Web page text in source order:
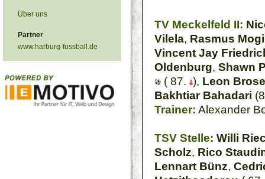
Über uns
Partner
www.harburg-fussball.de
TV Meckelfeld II:
Vilela, Rasmus
Vincent Jay
Oldenburg, Shawn
( 87. ), Leon
Bakhtiar Bahadari
Trainer: Alexander
TSV Stelle: Willi
Scholz, Rico
Lennart Bünz,